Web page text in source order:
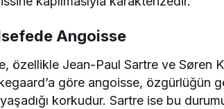
Angoisse
özellikle Jean-Paul Sartre ve Søren
göre angoisse, özgürlüğün
korkudur. Sartre ise bu